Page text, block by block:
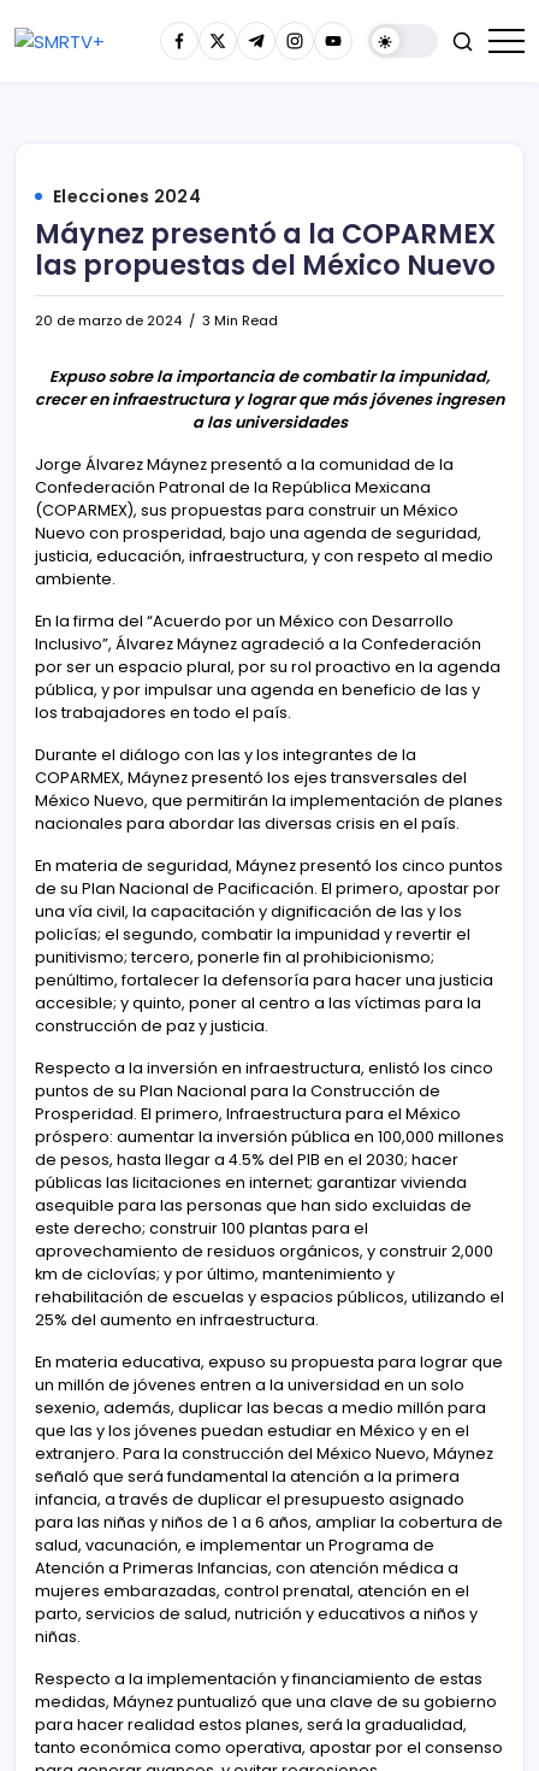
Elecciones 2024
Máynez presentó a la COPARMEX
las propuestas del México Nuevo
20 de marzo de 2024 3 Min Read
Expuso sobre la importancia de combatir la impunidad,
crecer en infraestructura y lograr que más jóvenes ingresen
a las universidades
Jorge Álvarez Máynez presentó a la comunidad de la
Confederación Patronal de la República Mexicana
(COPARMEX), sus propuestas para construir un México
Nuevo con prosperidad, bajo una agenda de seguridad,
justicia, educación, infraestructura, y con respeto al medio
ambiente.
En la firma del “Acuerdo por un México con Desarrollo
Inclusivo”, Álvarez Máynez agradeció a la Confederación
por ser un espacio plural, por su rol proactivo en la agenda
pública, y por impulsar una agenda en beneficio de las y
los trabajadores en todo el país.
Durante el diálogo con las y los integrantes de la
COPARMEX, Máynez presentó los ejes transversales del
México Nuevo, que permitirán la implementación de planes
nacionales para abordar las diversas crisis en el país.
En materia de seguridad, Máynez presentó los cinco puntos
de su Plan Nacional de Pacificación. El primero, apostar por
una vía civil, la capacitación y dignificación de las y los
policías; el segundo, combatir la impunidad y revertir el
punitivismo; tercero, ponerle fin al prohibicionismo;
penúltimo, fortalecer la defensoría para hacer una justicia
accesible; y quinto, poner al centro a las víctimas para la
construcción de paz y justicia.
Respecto a la inversión en infraestructura, enlistó los cinco
puntos de su Plan Nacional para la Construcción de
Prosperidad. El primero, Infraestructura para el México
próspero: aumentar la inversión pública en 100,000 millones
de pesos, hasta llegar a 4.5% del PIB en el 2030; hacer
públicas las licitaciones en internet; garantizar vivienda
asequible para las personas que han sido excluidas de
este derecho; construir 100 plantas para el
aprovechamiento de residuos orgánicos, y construir 2,000
km de ciclovías; y por último, mantenimiento y
rehabilitación de escuelas y espacios públicos, utilizando el
25% del aumento en infraestructura.
En materia educativa, expuso su propuesta para lograr que
un millón de jóvenes entren a la universidad en un solo
sexenio, además, duplicar las becas a medio millón para
que las y los jóvenes puedan estudiar en México y en el
extranjero. Para la construcción del México Nuevo, Máynez
señaló que será fundamental la atención a la primera
infancia, a través de duplicar el presupuesto asignado
para las niñas y niños de 1 a 6 años, ampliar la cobertura de
salud, vacunación, e implementar un Programa de
Atención a Primeras Infancias, con atención médica a
mujeres embarazadas, control prenatal, atención en el
parto, servicios de salud, nutrición y educativos a niños y
niñas.
Respecto a la implementación y financiamiento de estas
medidas, Máynez puntualizó que una clave de su gobierno
para hacer realidad estos planes, será la gradualidad,
tanto económica como operativa, apostar por el consenso